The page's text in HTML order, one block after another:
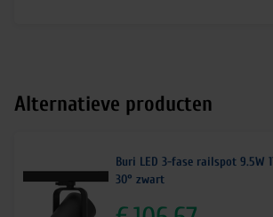
Alternatieve producten
Buri LED 3-fase railspot 9.5W
30° zwart